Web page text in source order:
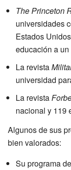
The Princeton
universidades
Estados
educación a
La revista
universidad
La revista
nacional y 119
Algunos de sus
bien valorados:
Su programa